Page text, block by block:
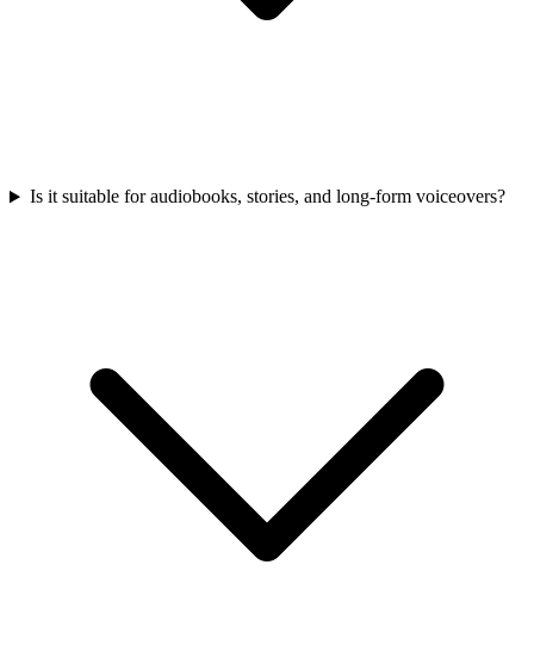
Is it suitable for audiobooks, stories, and long-form voiceovers?